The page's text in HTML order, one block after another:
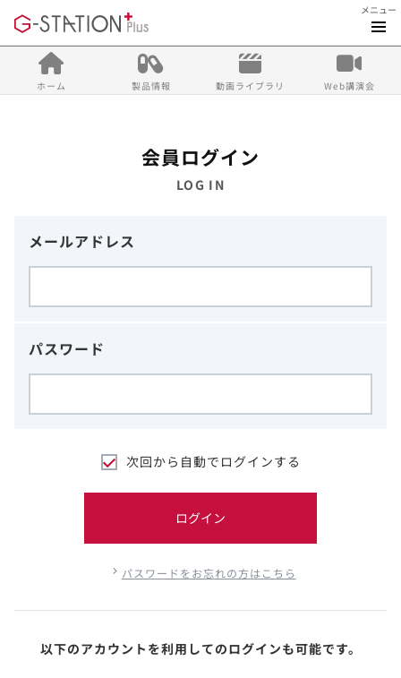
メニュー
ホーム 製品情報 動画ライブラリ Web講演会
会員ログイン
LOG IN
メールアドレス
パスワード
次回から自動でログインする
ログイン
パスワードをお忘れの方はこちら
以下のアカウントを利用してのログインも可能です。